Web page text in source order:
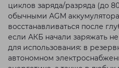
циклов заряда/разряда (до
обычными AGM
восстанавливаться после
если АКБ начали заряжать
для использования: в
автономном